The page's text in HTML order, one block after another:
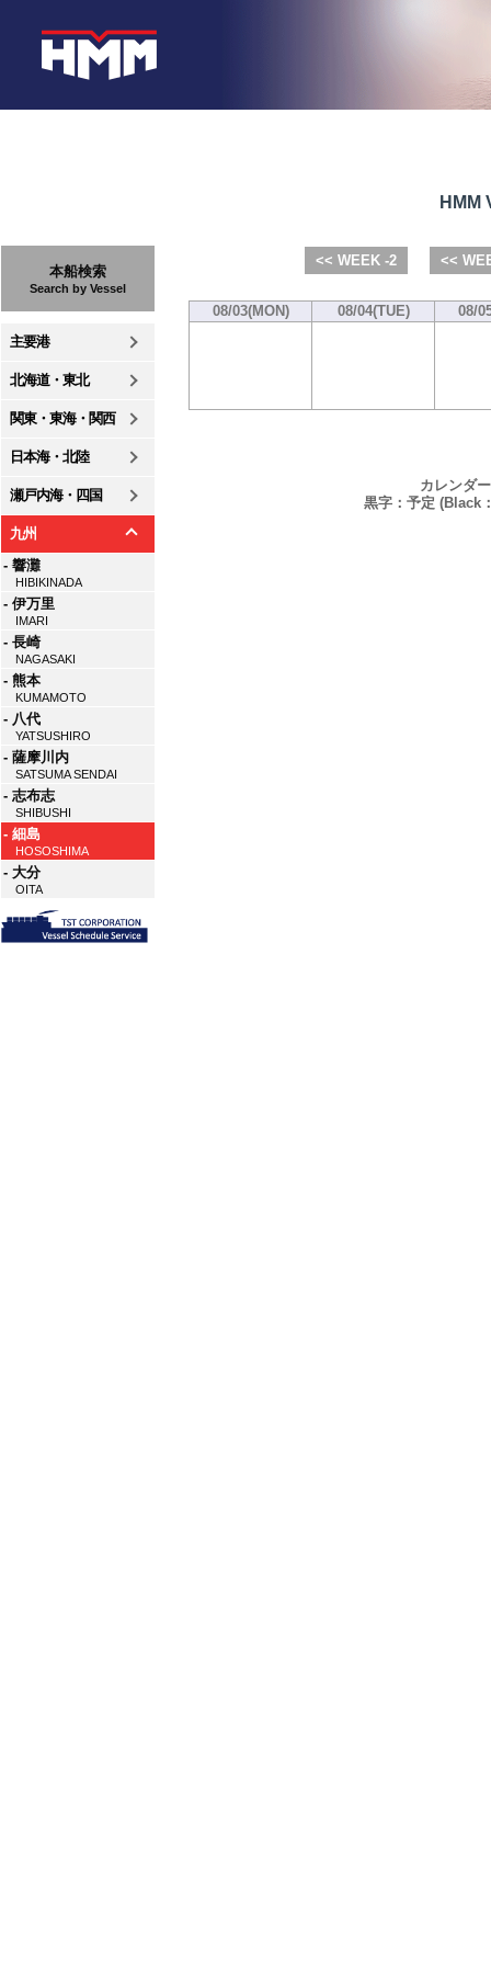
本船検索
Search by Vessel
主要港
北海道・東北
関東・東海・関西
日本海・北陸
瀬戸内海・四国
九州
- 響灘
HIBIKINADA
- 伊万里
IMARI
- 長崎
NAGASAKI
- 熊本
KUMAMOTO
- 八代
YATSUSHIRO
- 薩摩川内
SATSUMA SENDAI
- 志布志
SHIBUSHI
- 細島
HOSOSHIMA
- 大分
OITA
HMM
<< WEEK -2 <<
08/03(MON) 08/04(TUE) 08/
カレンダ
黒字：予定